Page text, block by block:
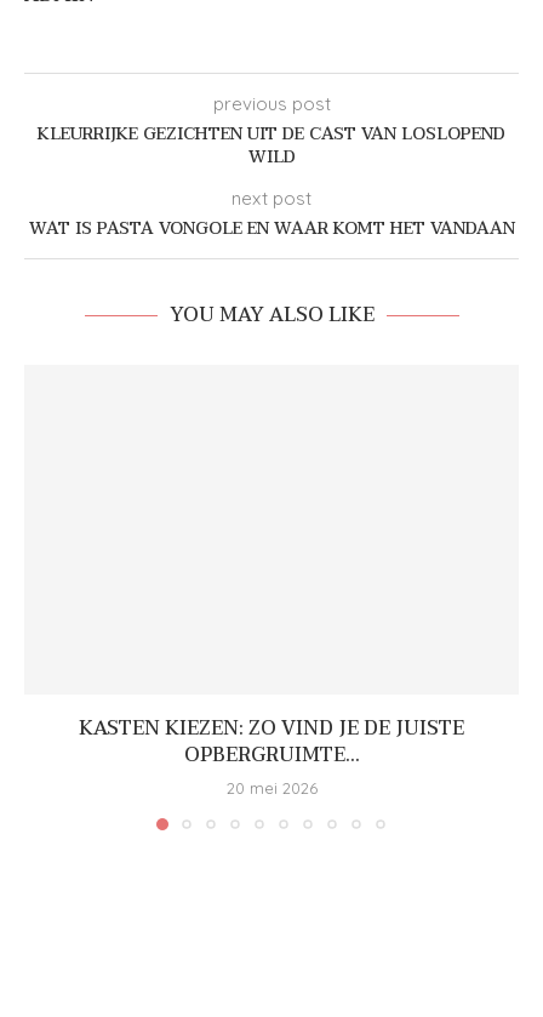
previous post
KLEURRIJKE GEZICHTEN UIT DE CAST VAN LOSLOPEND
WILD
next post
WAT IS PASTA VONGOLE EN WAAR KOMT HET VANDAAN
YOU MAY ALSO LIKE
KASTEN KIEZEN: ZO VIND JE DE JUISTE
OPBERGRUIMTE...
20 mei 2026